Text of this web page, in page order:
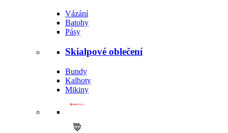
Vázání
Batohy
Pásy
Skialpové oblečení
Bundy
Kalhoty
Mikiny